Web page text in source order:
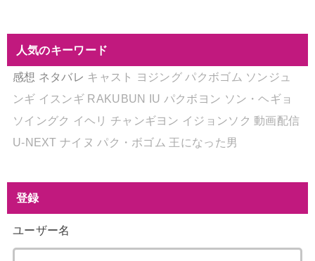
人気のキーワード
感想 ネタバレ キャスト ヨジング パクボゴム ソンジュ
ンギ イスンギ RAKUBUN IU パクボヨン ソン・ヘギョ
ソイングク イヘリ チャンギヨン イジョンソク 動画配信
U-NEXT ナイヌ パク・ボゴム 王になった男
登録
ユーザー名